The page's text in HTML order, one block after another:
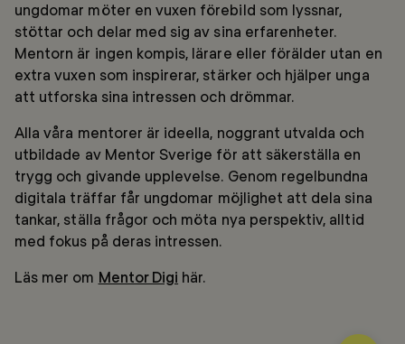
ungdomar möter en vuxen förebild som lyssnar,
stöttar och delar med sig av sina erfarenheter.
Mentorn är ingen kompis, lärare eller förälder utan en
extra vuxen som inspirerar, stärker och hjälper unga
att utforska sina intressen och drömmar.
Alla våra mentorer är ideella, noggrant utvalda och
utbildade av Mentor Sverige för att säkerställa en
trygg och givande upplevelse. Genom regelbundna
digitala träffar får ungdomar möjlighet att dela sina
tankar, ställa frågor och möta nya perspektiv, alltid
med fokus på deras intressen.
Läs mer om Mentor Digi här.